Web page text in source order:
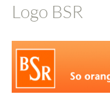
Logo BSR